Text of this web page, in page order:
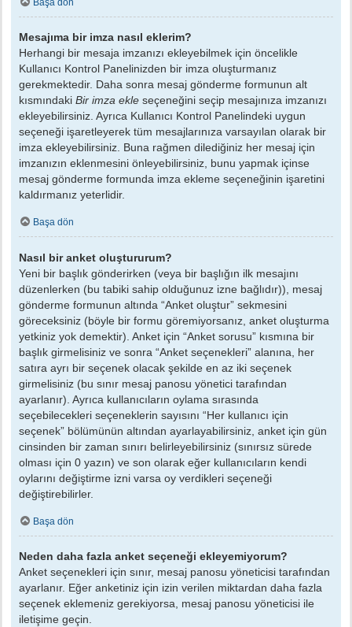
Mesajıma bir imza nasıl eklerim?
Herhangi bir mesaja imzanızı ekleyebilmek için öncelikle
Kullanıcı Kontrol Panelinizden bir imza oluşturmanız
gerekmektedir. Daha sonra mesaj gönderme formunun alt
kısmındaki Bir imza ekle seçeneğini seçip mesajınıza imzanızı
ekleyebilirsiniz. Ayrıca Kullanıcı Kontrol Panelindeki uygun
seçeneği işaretleyerek tüm mesajlarınıza varsayılan olarak bir
imza ekleyebilirsiniz. Buna rağmen dilediğiniz her mesaj için
imzanızın eklenmesini önleyebilirsiniz, bunu yapmak içinse
mesaj gönderme formunda imza ekleme seçeneğinin işaretini
kaldırmanız yeterlidir.
Başa dön
Nasıl bir anket oluştururum?
Yeni bir başlık gönderirken (veya bir başlığın ilk mesajını
düzenlerken (bu tabiki sahip olduğunuz izne bağlıdır)), mesaj
gönderme formunun altında “Anket oluştur” sekmesini
göreceksiniz (böyle bir formu göremiyorsanız, anket oluşturma
yetkiniz yok demektir). Anket için “Anket sorusu” kısmına bir
başlık girmelisiniz ve sonra “Anket seçenekleri” alanına, her
satıra ayrı bir seçenek olacak şekilde en az iki seçenek
girmelisiniz (bu sınır mesaj panosu yönetici tarafından
ayarlanır). Ayrıca kullanıcıların oylama sırasında
seçebilecekleri seçeneklerin sayısını “Her kullanıcı için
seçenek” bölümünün altından ayarlayabilirsiniz, anket için gün
cinsinden bir zaman sınırı belirleyebilirsiniz (sınırsız sürede
olması için 0 yazın) ve son olarak eğer kullanıcıların kendi
oylarını değiştirme izni varsa oy verdikleri seçeneği
değiştirebilirler.
Başa dön
Neden daha fazla anket seçeneği ekleyemiyorum?
Anket seçenekleri için sınır, mesaj panosu yöneticisi tarafından
ayarlanır. Eğer anketiniz için izin verilen miktardan daha fazla
seçenek eklemeniz gerekiyorsa, mesaj panosu yöneticisi ile
iletişime geçin.